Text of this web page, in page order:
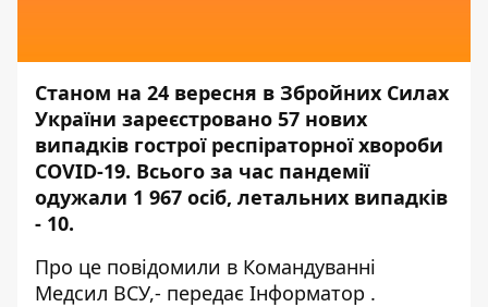
Станом на 24 вересня в Збройних Силах
України зареєстровано 57 нових
випадків гострої респіраторної хвороби
COVID-19. Всього за час пандемії
одужали 1 967 осіб, летальних випадків
- 10.
Про це повідомили в Командуванні
Медсил ВСУ,- передає Інформатор .